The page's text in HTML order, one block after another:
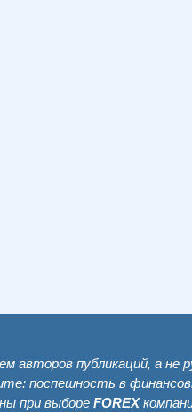
публикаций, а
поспешность в
при выборе FOREX